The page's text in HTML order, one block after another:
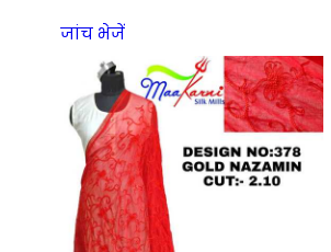
जांच भेजें